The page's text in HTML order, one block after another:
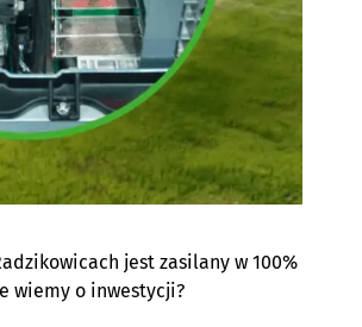
jest zasilany w 100%
wiemy o inwestycji?